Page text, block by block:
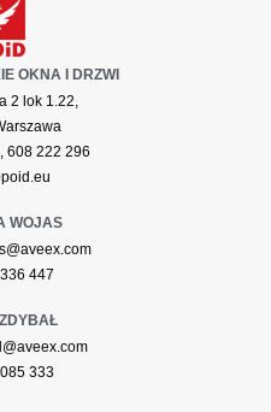
OKNA I DRZWI
2 lok 1.22,
608 222 296
WOJAS
447
333